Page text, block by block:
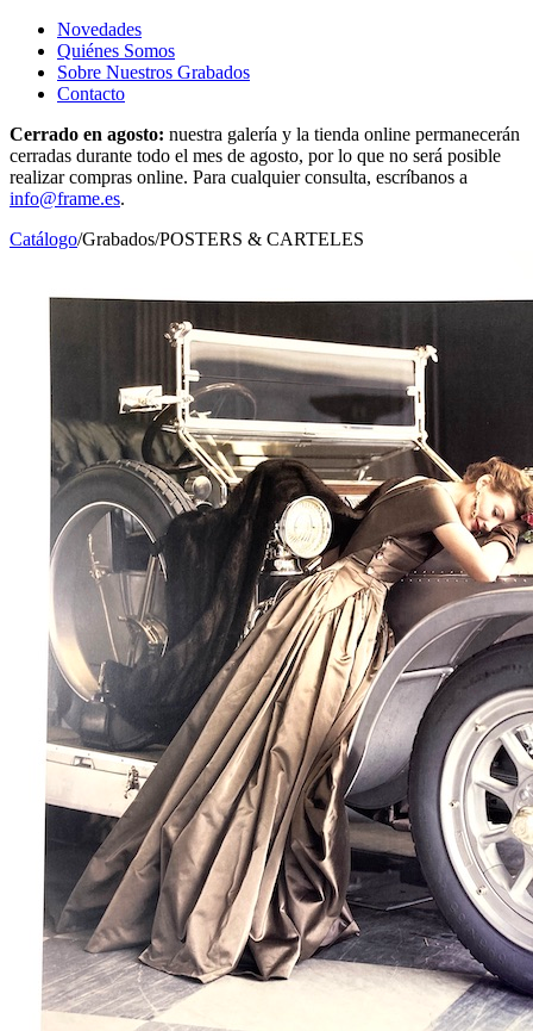
Novedades
Quiénes Somos
Sobre Nuestros Grabados
Contacto
Cerrado en agosto: nuestra galería y la tienda online permanecerán
cerradas durante todo el mes de agosto, por lo que no será posible
realizar compras online. Para cualquier consulta, escríbanos a
info@frame.es.
Catálogo/Grabados/POSTERS & CARTELES